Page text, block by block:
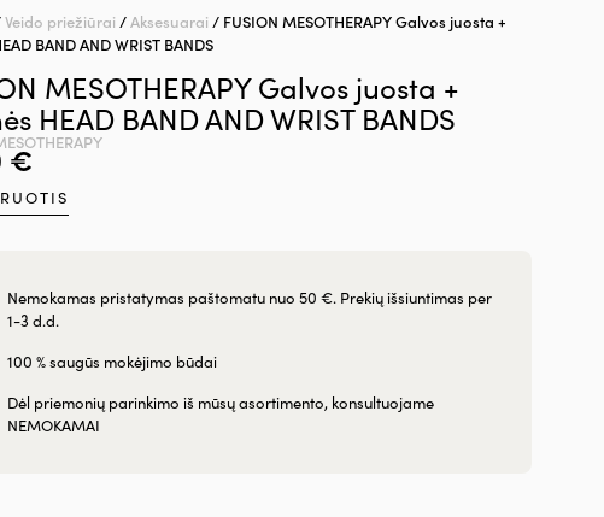
Veido priežiūrai /Aksesuarai / FUSION MESOTHERAPY Galvos juosta +
BAND AND WRIST BANDS
MESOTHERAPY Galvos juosta +
HEAD BAND AND WRIST BANDS
€
Nemokamas pristatymas paštomatu nuo 50 €. Prekių išsiuntimas per
1-3 d.d.
100 % saugūs mokėjimo būdai
Dėl priemonių parinkimo iš mūsų asortimento, konsultuojame
NEMOKAMAI